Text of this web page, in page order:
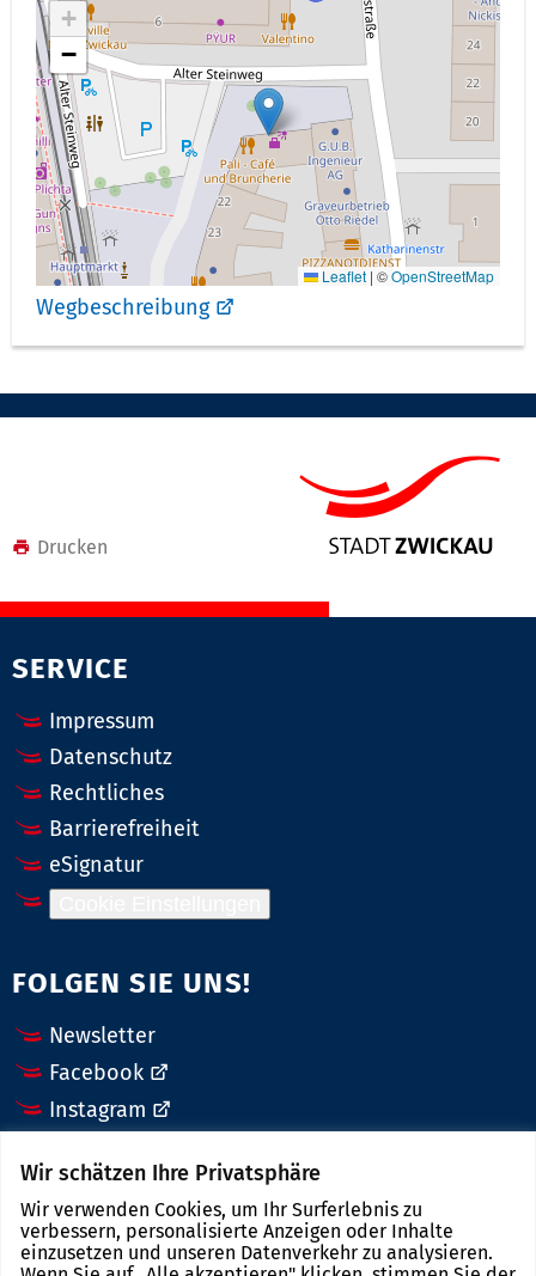
Wir schätzen Ihre Privatsphäre
Wir verwenden Cookies, um Ihr Surferlebnis zu
verbessern, personalisierte Anzeigen oder Inhalte
einzusetzen und unseren Datenverkehr zu analysieren.
n
n
u
m
m
e
r:
+
−
Leaflet | ©OpenStreetMap
Wegbeschreibung
Drucken
SERVICE
Impressum
Datenschutz
Rechtliches
Barrierefreiheit
eSignatur
FOLGEN SIE UNS!
Newsletter
Facebook
Instagram
LinkedIn
YouTube